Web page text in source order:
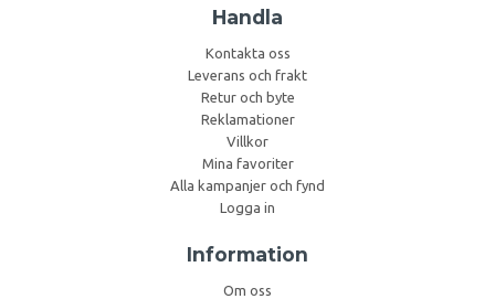
Handla
Kontakta oss
Leverans och frakt
Retur och byte
Reklamationer
Villkor
Mina favoriter
Alla kampanjer och fynd
Logga in
Information
Om oss